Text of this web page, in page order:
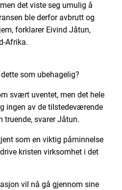
det viste seg umulig å
ble derfor avbrutt og
forklarer Eivind Jåtun,
Afrika.
som ubehagelig?
svært uventet, men det hele
ingen av de tilstedeværende
truende, svarer Jåtun.
som en viktig påminnelse
kristen virksomhet i det
vil nå gå gjennom sine